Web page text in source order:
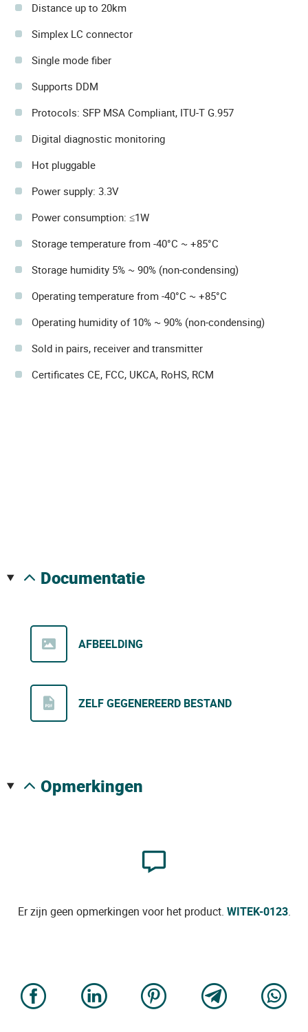
Distance up to 20km
Simplex LC connector
Single mode fiber
Supports DDM
Protocols: SFP MSA Compliant, ITU-T G.957
Digital diagnostic monitoring
Hot pluggable
Power supply: 3.3V
Power consumption: ≤1W
Storage temperature from -40°C ~ +85°C
Storage humidity 5% ~ 90% (non-condensing)
Operating temperature from -40°C ~ +85°C
Operating humidity of 10% ~ 90% (non-condensing)
Sold in pairs, receiver and transmitter
Certificates CE, FCC, UKCA, RoHS, RCM
documentatie
AFBEELDING
ZELF GEGENEREERD BESTAND
opmerkingen
Er zijn geen opmerkingen voor het product. WITEK-0123.